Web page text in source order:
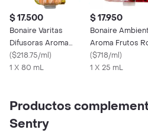
$ 17.500
Bonaire Varitas
Difusoras Aroma
Vainilla
($218.75/ml)
1 X 80 mL
$ 17.950
Bonaire
Aroma Frutos
($718/ml)
1 X 25 mL
Productos
Sentry